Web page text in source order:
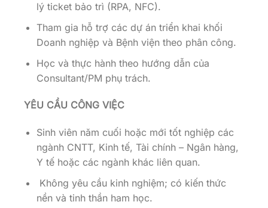
lý ticket bảo trì (RPA, NFC).
Tham gia hỗ trợ các dự án triển khai khối
Doanh nghiệp và Bệnh viện theo phân công.
Học và thực hành theo hướng dẫn của
Consultant/PM phụ trách.
YÊU CẦU CÔNG VIỆC
Sinh viên năm cuối hoặc mới tốt nghiệp các
ngành CNTT, Kinh tế, Tài chính – Ngân hàng,
Y tế hoặc các ngành khác liên quan.
Không yêu cầu kinh nghiệm; có kiến thức
nền và tinh thần ham học.